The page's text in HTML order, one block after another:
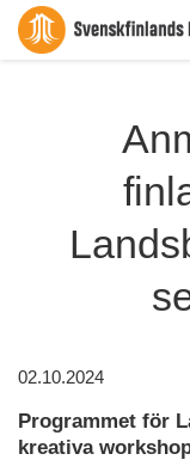
02.10.2024
Programmet för
kreativa